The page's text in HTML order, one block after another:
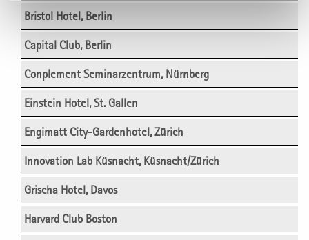
Bristol Hotel, Berlin
Capital Club, Berlin
Conplement Seminarzentrum, Nürnberg
Einstein Hotel, St. Gallen
Engimatt City-Gardenhotel, Zürich
Innovation Lab Küsnacht, Küsnacht/Zürich
Grischa Hotel, Davos
Harvard Club Boston